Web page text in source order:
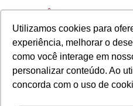
Utilizamos cookies para
experiência, melhorar o
como você interage em
personalizar conteúdo. Ao
concorda com o uso de
PERFUMES
IMPORTADOS
DECANTS